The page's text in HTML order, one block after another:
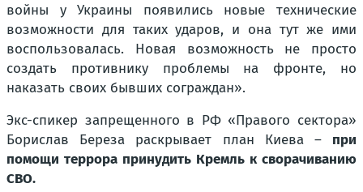
войны у Украины появились новые технические
возможности для таких ударов, и она тут же ими
воспользовалась. Новая возможность не просто
создать противнику проблемы на фронте, но
наказать своих бывших сограждан».
Экс-спикер запрещенного в РФ «Правого сектора»
Борислав Береза раскрывает план Киева – при
помощи террора принудить Кремль к сворачиванию
СВО.